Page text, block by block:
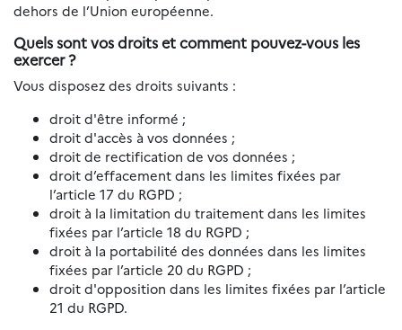
dehors de l’Union européenne.
Quels sont vos droits et comment pouvez-vous les
exercer ?
Vous disposez des droits suivants :
droit d'être informé ;
droit d'accès à vos données ;
droit de rectification de vos données ;
droit d’effacement dans les limites fixées par
l’article 17 du RGPD ;
droit à la limitation du traitement dans les limites
fixées par l’article 18 du RGPD ;
droit à la portabilité des données dans les limites
fixées par l’article 20 du RGPD ;
droit d'opposition dans les limites fixées par l’article
21 du RGPD.